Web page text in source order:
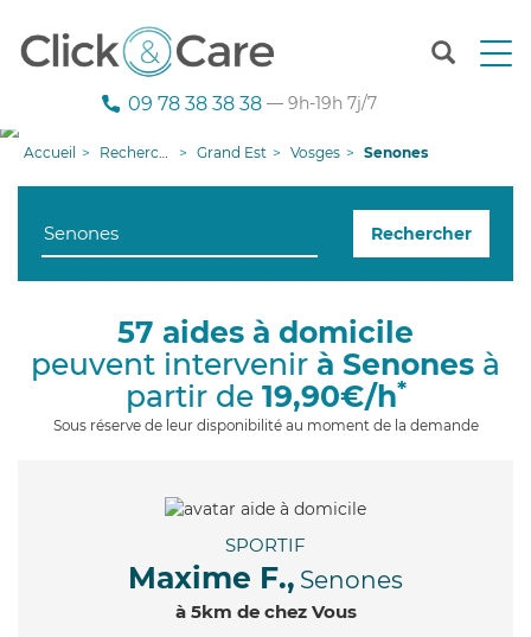
T
n
g
i
09 78 38 38 38 — 9h-19h 7j/7
Accueil Recherche aide à domicile Grand Est Vosges Senones
Rechercher
57 aides à domicile
peuvent intervenir à Senones à
partir de 19,90€/h*
Sous réserve de leur disponibilité au moment de la demande
SPORTIF
Maxime F., Senones
à 5km de chez Vous